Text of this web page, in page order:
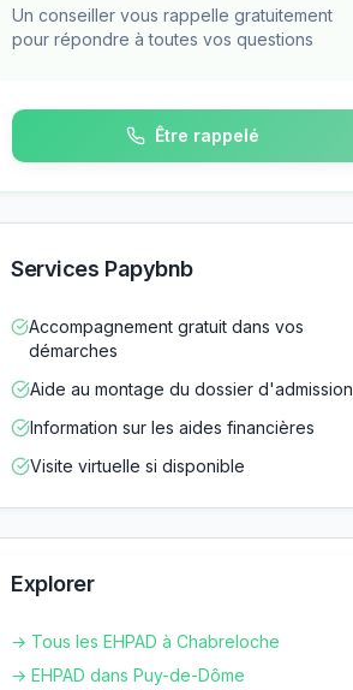
Un conseiller vous rappelle gratuitement
pour répondre à toutes vos questions
Être rappelé
Services Papybnb
Accompagnement gratuit dans vos
démarches
Aide au montage du dossier d'admission
Information sur les aides financières
Visite virtuelle si disponible
Explorer
→ Tous les EHPAD à Chabreloche
→ EHPAD dans Puy-de-Dôme